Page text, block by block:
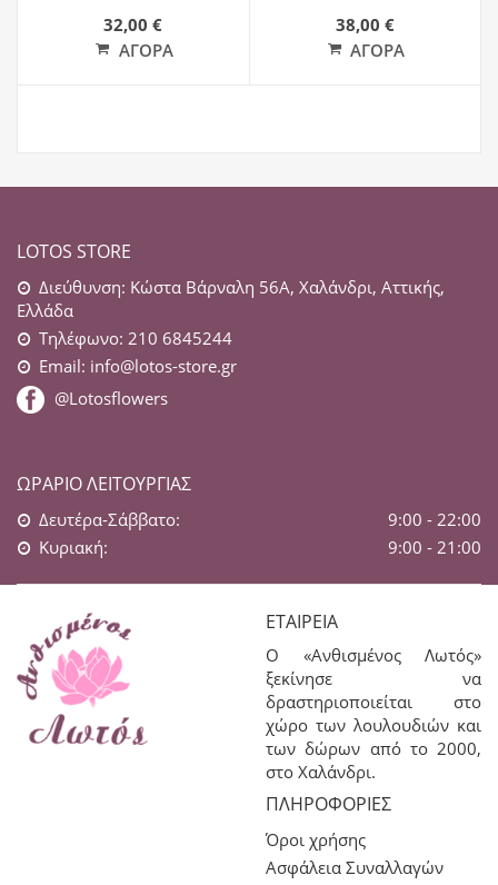
32,00 €
ΑΓΟΡΆ
38,00 €
ΑΓΟΡΆ
LOTOS STORE
Διεύθυνση: Κώστα Βάρναλη 56Α, Χαλάνδρι, Αττικής,
Ελλάδα
Τηλέφωνο: 210 6845244
Email: info@lotos-store.gr
@Lotosflowers
ΩΡΆΡΙΟ ΛΕΙΤΟΥΡΓΊΑΣ
Δευτέρα-Σάββατο:
9:00 - 22:00
Κυριακή:
9:00 - 21:00
ΕΤΑΙΡΕΊΑ
Ο «Ανθισμένος Λωτός»
ξεκίνησε να
δραστηριοποιείται στο
χώρο των λουλουδιών και
των δώρων από το 2000,
στο Χαλάνδρι.
ΠΛΗΡΟΦΟΡΊΕΣ
Όροι χρήσης
Ασφάλεια Συναλλαγών